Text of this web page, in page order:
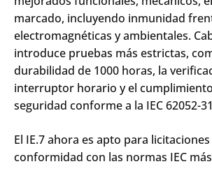
marcado, incluyendo inmunidad
electromagnéticas y ambientales.
introduce pruebas más estrictas,
durabilidad de 1000 horas, la
interruptor horario y el
seguridad conforme a la IEC 62052-
El IE.7 ahora es apto para
conformidad con las normas IEC